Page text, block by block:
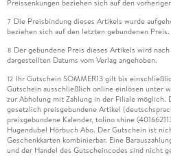
Preissenkungen beziehen sich auf den
7 Die Preisbindung dieses Artikels wurde
beziehen sich auf den letzten gebundenen Preis.
8 Der gebundene Preis dieses Artikels wird
dargestellten Datums vom Verlag angehoben.
12 Ihr Gutschein SOMMER13 gilt bis
Gutschein ausschließlich online einlösen unter
zur Abholung mit Zahlung in der Filiale
gesetzlich preisgebundene Artikel
preisgebundene Kalender, tolino shine
Hugendubel Hörbuch Abo. Der Gutschein ist
Geschenkkarten kombinierbar. Eine
und der Handel des Gutscheincodes sind nicht